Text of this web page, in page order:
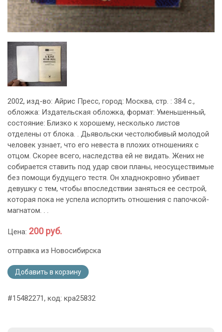
2002, изд-во: Айрис Пресс, город: Москва, стр. : 384 с.,
обложка: Издательская обложка, формат: Уменьшенный,
состояние: Близко к хорошему, несколько листов
отделены от блока. . Дьявольски честолюбивый молодой
человек узнает, что его невеста в плохих отношениях с
отцом. Скорее всего, наследства ей не видать. Жених не
собирается ставить под удар свои планы, неосуществимые
без помощи будущего тестя. Он хладнокровно убивает
девушку с тем, чтобы впоследствии заняться ее сестрой,
которая пока не успела испортить отношения с папочкой-
магнатом. . .
Цена: 200 руб.
отправка из Новосибирска
Добавить в корзину
#15482271, код: кра25832